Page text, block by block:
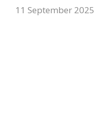
11 September 2025